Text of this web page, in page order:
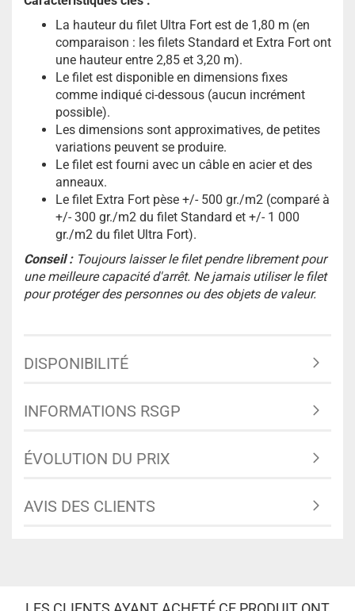
La hauteur du filet Ultra Fort est de 1,80 m (en
comparaison : les filets Standard et Extra Fort ont
une hauteur entre 2,85 et 3,20 m).
Le filet est disponible en dimensions fixes
comme indiqué ci-dessous (aucun incrément
possible).
Les dimensions sont approximatives, de petites
variations peuvent se produire.
Le filet est fourni avec un câble en acier et des
anneaux.
Le filet Extra Fort pèse +/- 500 gr./m2 (comparé à
+/- 300 gr./m2 du filet Standard et +/- 1 000
gr./m2 du filet Ultra Fort).
Conseil :Toujours laisser le filet pendre librement pour
une meilleure capacité d'arrêt. Ne jamais utiliser le filet
pour protéger des personnes ou des objets de valeur.
DISPONIBILITÉ
INFORMATIONS RSGP
ÉVOLUTION DU PRIX
AVIS DES CLIENTS